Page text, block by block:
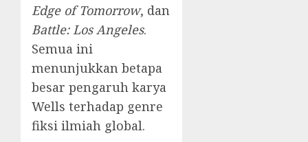
Edge of Tomorrow, dan
Battle: Los Angeles.
Semua ini
menunjukkan betapa
besar pengaruh karya
Wells terhadap genre
fiksi ilmiah global.